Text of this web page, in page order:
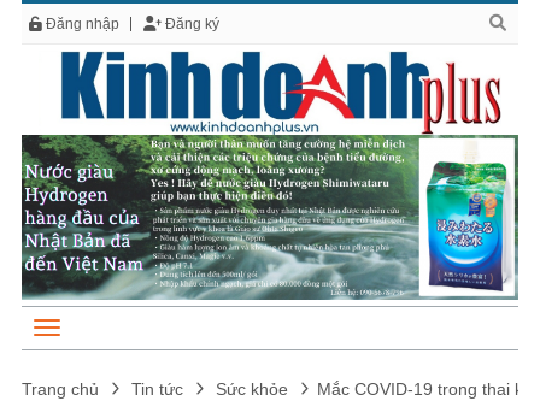
Đăng nhập Đăng ký
Trang chủ Tin tức Sức khỏe Mắc COVID-19 trong thai